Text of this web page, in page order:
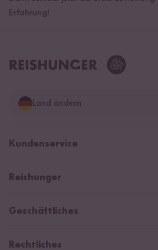
Erfahrung!
Land ändern
Deutschland
Niederlande
Kundenservice
Help Center & FAQ
Zahlarten
Kontaktformular
Reishunger
Newsletter
Magazin & News
Geschäftliches
Social Media Kooperationen
Rechtliches